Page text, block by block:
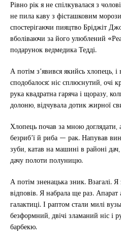
Рівно рік я не спілкувалася з
не пила каву з фісташковим
спостерігаючи пияцтво Бріджіт
вболіваючи за його улюблений
подарунок ведмедика Тедді.
А потім з’явився якийсь хлопець,
сподобалося: ніс сплюснутий, очі
рука квадратна гаряча і щоразу,
долоню, відчувала дотик жирної
Хлопець почав за мною
безриб’ї й риба — рак. Напував
зуби, катав на машині в районі
дачу полоти полуницю.
А потім зненацька зник. Взагалі.
відповів. Я набрала ще раз.
галактиці. І раптом стали милі
безформний, двічі зламаний ніс і
барбекю.